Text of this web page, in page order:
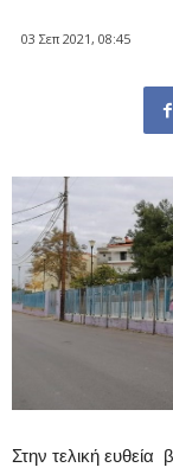
03 Σεπ 2021, 08:45
Στην τελική ευθεία